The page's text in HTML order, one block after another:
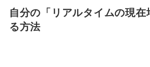
自分の「リアルタイムの現
る方法